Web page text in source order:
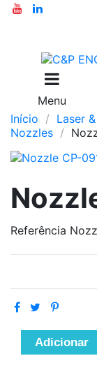
Menu
Início
Laser
Nozzles
Referência
Adicionar